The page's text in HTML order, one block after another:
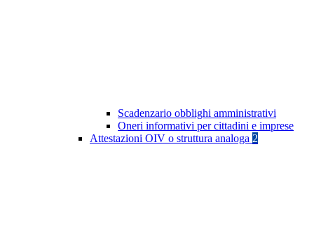
Scadenzario obblighi amministrativi
Oneri informativi per cittadini e imprese
Attestazioni OIV o struttura analoga 2